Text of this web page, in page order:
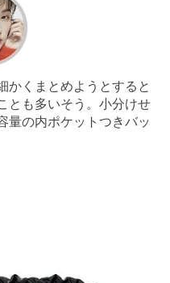
かくまとめようとすると
とも多いそう。小分けせ
量の内ポケットつきバッ